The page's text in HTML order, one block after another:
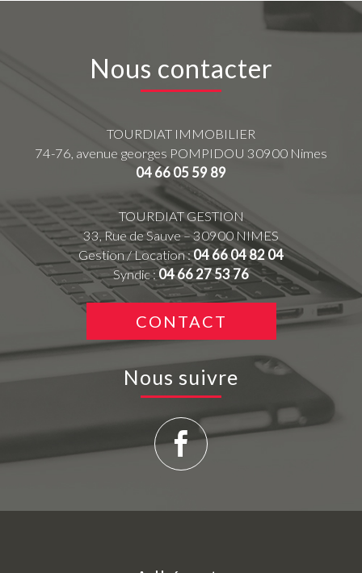
Nous contacter
TOURDIAT IMMOBILIER
74-76, avenue georges POMPIDOU 30900 Nimes
04 66 05 59 89
TOURDIAT GESTION
33, Rue de Sauve – 30900 NIMES
Gestion / Location :04 66 04 82 04
Syndic :04 66 27 53 76
CONTACT
Nous suivre